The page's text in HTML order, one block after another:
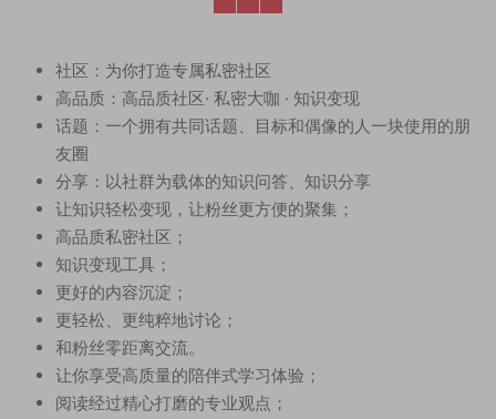
社区：为你打造专属私密社区
高品质：高品质社区· 私密大咖 · 知识变现
话题：一个拥有共同话题、目标和偶像的人一块使用的朋
友圈
分享：以社群为载体的知识问答、知识分享
让知识轻松变现，让粉丝更方便的聚集；
高品质私密社区；
知识变现工具；
更好的内容沉淀；
更轻松、更纯粹地讨论；
和粉丝零距离交流。
让你享受高质量的陪伴式学习体验；
阅读经过精心打磨的专业观点；